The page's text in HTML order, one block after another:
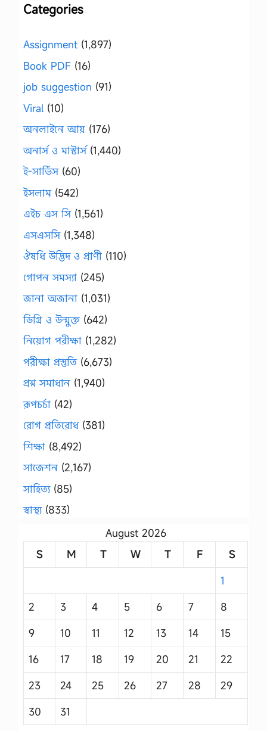
Categories
Assignment (1,897)
Book PDF (16)
job suggestion (91)
Viral (10)
অনলাইনে আয় (176)
অনার্স ও মাস্টার্স(1,440)
ই-সার্ভিস(60)
ইসলাম(542)
এইচ এস সি(1,561)
এসএসসি(1,348)
ঔষধি উদ্ভিদ ও প্রাণী (110)
গোপন সমস্যা (245)
জানা অজানা (1,031)
ডিগ্রি ও উন্মুক্ত (642)
নিয়োগ পরীক্ষা (1,282)
পরীক্ষা প্রস্তুতি (6,673)
প্রশ্ন সমাধান (1,940)
রূপচর্চা (42)
রোগ প্রতিরোধ(381)
শিক্ষা (8,492)
সাজেশন (2,167)
সাহিত্য(85)
স্বাস্থ্য(833)
August 2026
S
M T W T F
S
1
2
3 4 5 6 7
8
9
10 11 12 13 14
15
16
17 18 19 20 21
22
23
24 25 26 27 28
29
30
31